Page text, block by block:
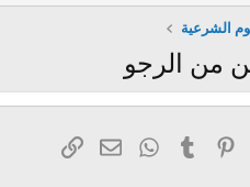
الشرعية
من الرجو
Pinterest
Tumblr
WhatsAppالبريد الإلكتروني
الرابط